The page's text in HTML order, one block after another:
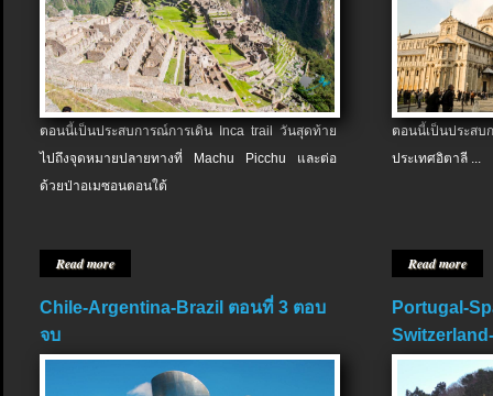
ตอนนี้เป็นประสบการณ์การเดิน Inca trail วันสุดท้าย
ไปถึงจุดหมายปลายทางที่ Machu Picchu และต่อ
ด้วยป่าอเมซอนตอนใต้
Read more
ตอนนี้เป็นประส
ประเทศอิตาลี ...
Read more
Chile-Argentina-Brazil ตอนที่ 3 ตอบ
จบ
Portugal-